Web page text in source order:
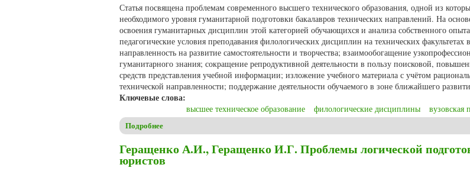
Статья посвящена проблемам современного высшего технического образования, одной из
необходимого уровня гуманитарной подготовки бакалавров технических направлений. На
освоения гуманитарных дисциплин этой категорией обучающихся и анализа собственного
педагогические условия преподавания филологических дисциплин на технических факультетах
направленность на развитие самостоятельности и творчества; взаимообогащение
гуманитарного знания; сокращение репродуктивной деятельности в пользу поисковой,
средств представления учебной информации; изложение учебного материала с учётом
технической направленности; поддержание деятельности обучаемого в зоне ближайшего
Ключевые слова:
высшее техническое образование филологические дисциплины вузовская
Подробнее
Геращенко А.И., Геращенко И.Г. Проблемы логической
юристов